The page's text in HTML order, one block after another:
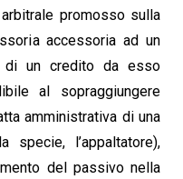
promosso sulla
accessoria ad un
di un credito da esso
al sopraggiungere
amministrativa di una
l’appaltatore),
del passivo nella